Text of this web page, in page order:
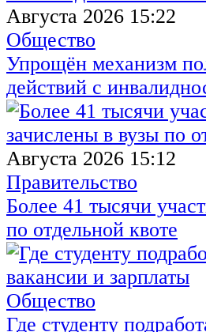
Августа 2026 15:22
Общество
Упрощён механизм
действий с
Августа 2026 15:12
Правительство
Более 41 тысячи
по отдельной квоте
Общество
Где студенту